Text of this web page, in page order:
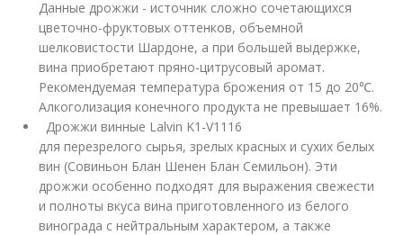
Данные дрожжи - источник сложно сочетающихся
цветочно-фруктовых оттенков, объемной
шелковистости Шардоне, а при большей выдержке,
вина приобретают пряно-цитрусовый аромат.
Рекомендуемая температура брожения от 15 до 20℃.
Алкоголизация конечного продукта не превышает 16%.
Дрожжи винные Lalvin K1-V1116
для перезрелого сырья, зрелых красных и сухих белых
вин (Совиньон Блан Шенен Блан Семильон). Эти
дрожжи особенно подходят для выражения свежести
и полноты вкуса вина приготовленного из белого
винограда с нейтральным характером, а также